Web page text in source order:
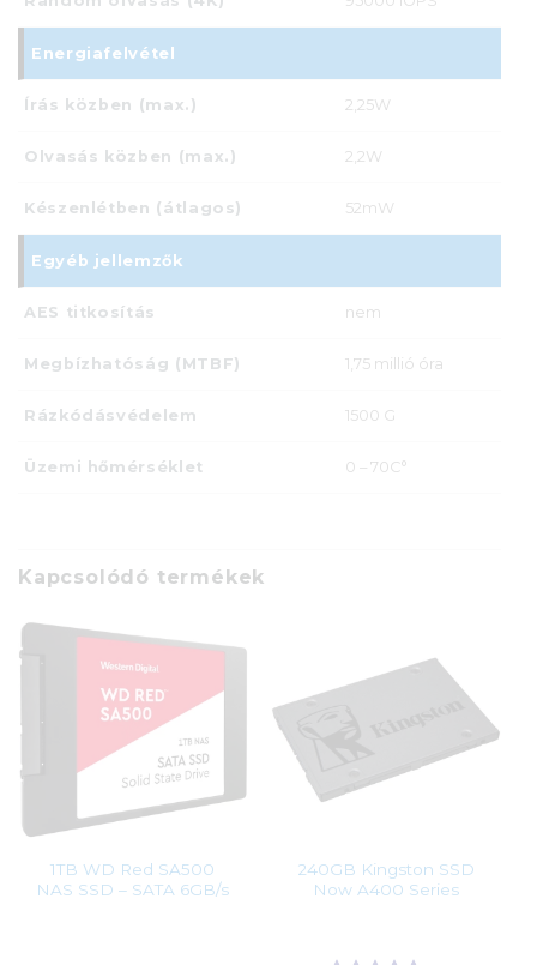
Energiafelvétel
Írás közben (max.) 2,25W
Olvasás közben (max.) 2,2W
Készenlétben (átlagos) 52mW
Egyéb jellemzők
AES titkosítás nem
Megbízhatóság (MTBF) 1,75 millió óra
Rázkódásvédelem 1500 G
Üzemi hőmérséklet 0 – 70C°
Kapcsolódó termékek
1TB WD Red SA500
NAS SSD – SATA 6GB/s
240GB Kingston SSD
Now A400 Series